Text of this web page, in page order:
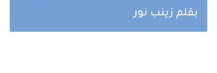
بقلم زينب نور